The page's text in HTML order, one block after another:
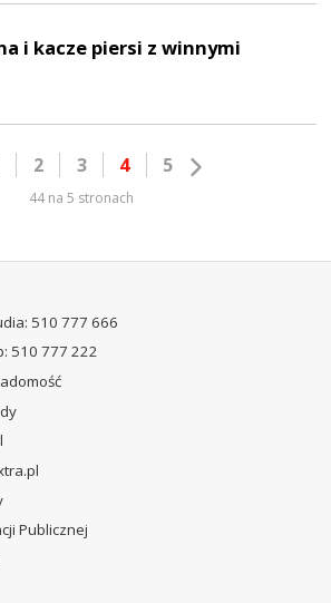
i kacze piersi z winnymi
2 3 4 5
44 na 5 stronach
510 777 666
510 777 222
Publicznej